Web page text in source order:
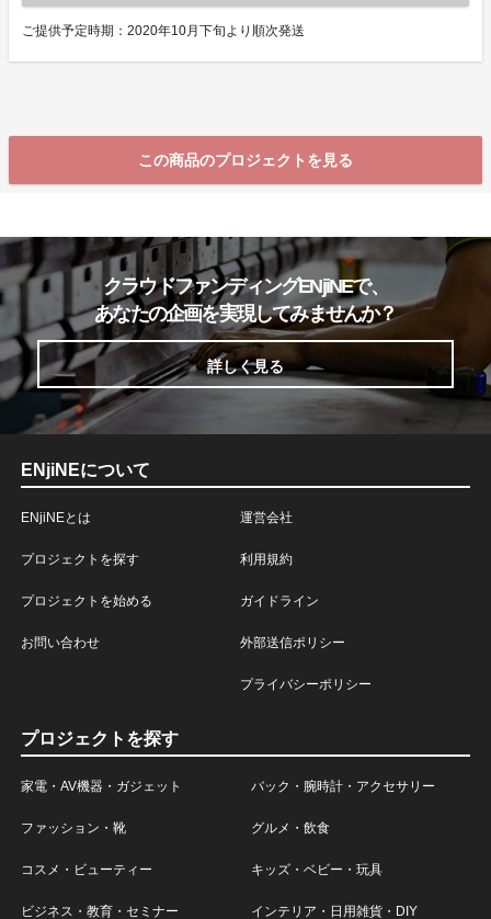
ご提供予定時期：2020年10月下旬より順次発送
この商品のプロジェクトを見る
クラウドファンディングENjiNEで、
あなたの企画を実現してみませんか？
詳しく見る
ENjiNEについて
ENjiNEとは
プロジェクトを探す
プロジェクトを始める
お問い合わせ
運営会社
利用規約
ガイドライン
外部送信ポリシー
プライバシーポリシー
プロジェクトを探す
家電・AV機器・ガジェット バック・腕時計・アクセサリー
ファッション・靴 グルメ・飲食
コスメ・ビューティー キッズ・ベビー・玩具
ビジネス・教育・セミナー インテリア・日用雑貨・DIY